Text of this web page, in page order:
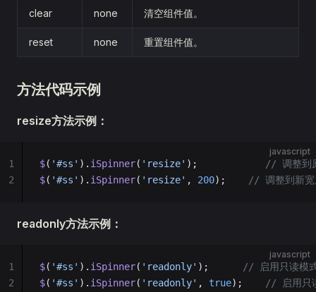
clear none 清空组件值。
reset none 重置组件值。
方法代码示例
resize方法示例：
javascript
$( '#ss' ). iSpinner( 'resize' );
// 调整到
$( '#ss' ). iSpinner( 'resize' , 200); // 调整到新宽
1
2
readonly方法示例：
javascript
$( '#ss' ). iSpinner( 'readonly' );
// 启用只读模
$( '#ss' ). iSpinner( 'readonly' , true); // 启用只
1
2